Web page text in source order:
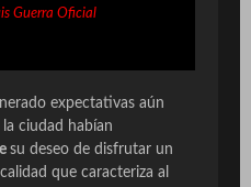
Guerra Oficial
expectativas aún
la ciudad habían
su deseo de disfrutar un
que caracteriza al